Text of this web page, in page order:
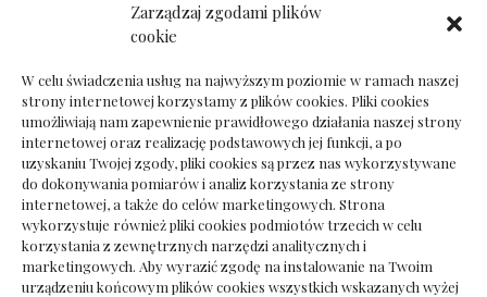
Zarządzaj zgodami plików
cookie
W celu świadczenia usług na najwyższym poziomie w ramach naszej
strony internetowej korzystamy z plików cookies. Pliki cookies
umożliwiają nam zapewnienie prawidłowego działania naszej strony
internetowej oraz realizację podstawowych jej funkcji, a po
uzyskaniu Twojej zgody, pliki cookies są przez nas wykorzystywane
do dokonywania pomiarów i analiz korzystania ze strony
internetowej, a także do celów marketingowych. Strona
wykorzystuje również pliki cookies podmiotów trzecich w celu
korzystania z zewnętrznych narzędzi analitycznych i
marketingowych. Aby wyrazić zgodę na instalowanie na Twoim
urządzeniu końcowym plików cookies wszystkich wskazanych wyżej
Ile kosztuje psychoterapeuta prywatnie: cena
Dokumenty do odbioru przy zmianie biura
rachunkowego